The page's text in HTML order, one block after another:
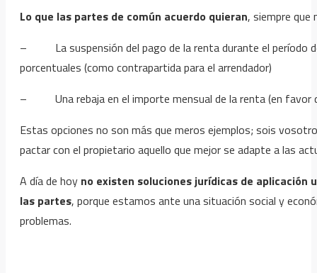
Lo que las partes de común acuerdo quieran, siempre que
– La suspensión del pago de la renta durante el período de
porcentuales (como contrapartida para el arrendador)
– Una rebaja en el importe mensual de la renta (en favor
Estas opciones no son más que meros ejemplos; sois
pactar con el propietario aquello que mejor se adapte a las
A día de hoy no existen soluciones jurídicas de aplicación
las partes, porque estamos ante una situación social y
problemas.